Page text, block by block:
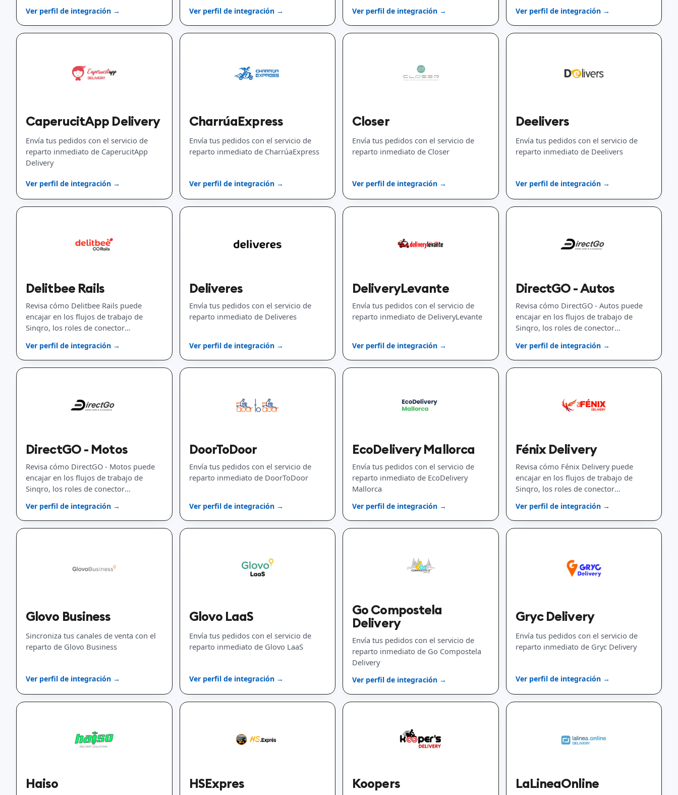
Ver perfil de integración → Ver perfil de integración → Ver perfil de integración → Ver perfil de integración →
CaperucitApp Delivery
Envía tus pedidos con el servicio de
reparto inmediato de CaperucitApp
Delivery
Ver perfil de integración →
CharrúaExpress
Envía tus pedidos con el servicio de
reparto inmediato de CharrúaExpress
Ver perfil de integración →
Closer
Envía tus pedidos con el servicio de
reparto inmediato de Closer
Ver perfil de integración →
Deelivers
Envía tus pedidos con el servicio de
reparto inmediato de Deelivers
Ver perfil de integración →
Delitbee Rails
Revisa cómo Delitbee Rails puede
encajar en los flujos de trabajo de
Sinqro, los roles de conector
implementación.
Ver perfil de integración →
Deliveres
Envía tus pedidos con el servicio de
reparto inmediato de Deliveres
Ver perfil de integración →
DeliveryLevante
Envía tus pedidos con el servicio de
reparto inmediato de DeliveryLevante
Ver perfil de integración →
DirectGO - Autos
Revisa cómo DirectGO - Autos puede
encajar en los flujos de trabajo de
Sinqro, los roles de conector
implementación.
Ver perfil de integración →
DirectGO - Motos
Revisa cómo DirectGO - Motos puede
encajar en los flujos de trabajo de
Sinqro, los roles de conector
implementación.
Ver perfil de integración →
DoorToDoor
Envía tus pedidos con el servicio de
reparto inmediato de DoorToDoor
Ver perfil de integración →
EcoDelivery Mallorca
Envía tus pedidos con el servicio de
reparto inmediato de EcoDelivery
Mallorca
Ver perfil de integración →
Fénix Delivery
Revisa cómo Fénix Delivery puede
encajar en los flujos de trabajo de
Sinqro, los roles de conector
implementación.
Ver perfil de integración →
Glovo Business
Sincroniza tus canales de venta con el
reparto de Glovo Business
Ver perfil de integración →
Glovo LaaS
Envía tus pedidos con el servicio de
reparto inmediato de Glovo LaaS
Ver perfil de integración →
Go Compostela
Delivery
Envía tus pedidos con el servicio de
reparto inmediato de Go Compostela
Delivery
Ver perfil de integración →
Gryc Delivery
Envía tus pedidos con el servicio de
reparto inmediato de Gryc Delivery
Ver perfil de integración →
Haiso HSExpres Koopers LaLineaOnline